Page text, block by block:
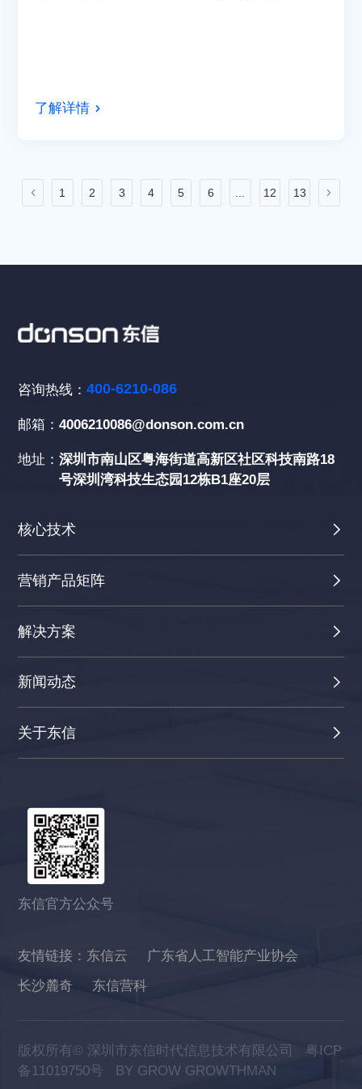
了解详情
1 2 3 4 5 6 12 13
咨询热线：400-6210-086
邮箱：4006210086@donson.com.cn
地址：深圳市南山区粤海街道高新区社区科技南路18
号深圳湾科技生态园12栋B1座20层
核心技术
营销产品矩阵
解决方案
新闻动态
关于东信
东信官方公众号
友情链接： 东信云
广东省人工智能产业协会
长沙麓奇
东信营科
版权所有© 深圳市东信时代信息技术有限公司粤ICP
备11019750号
BY GROW GROWTHMAN